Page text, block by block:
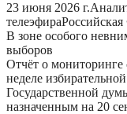
23 июня 2026 г.
телеэфира
В зоне особого
выборов
Отчёт о мониторинге
неделе
Государственной
назначенным на 20